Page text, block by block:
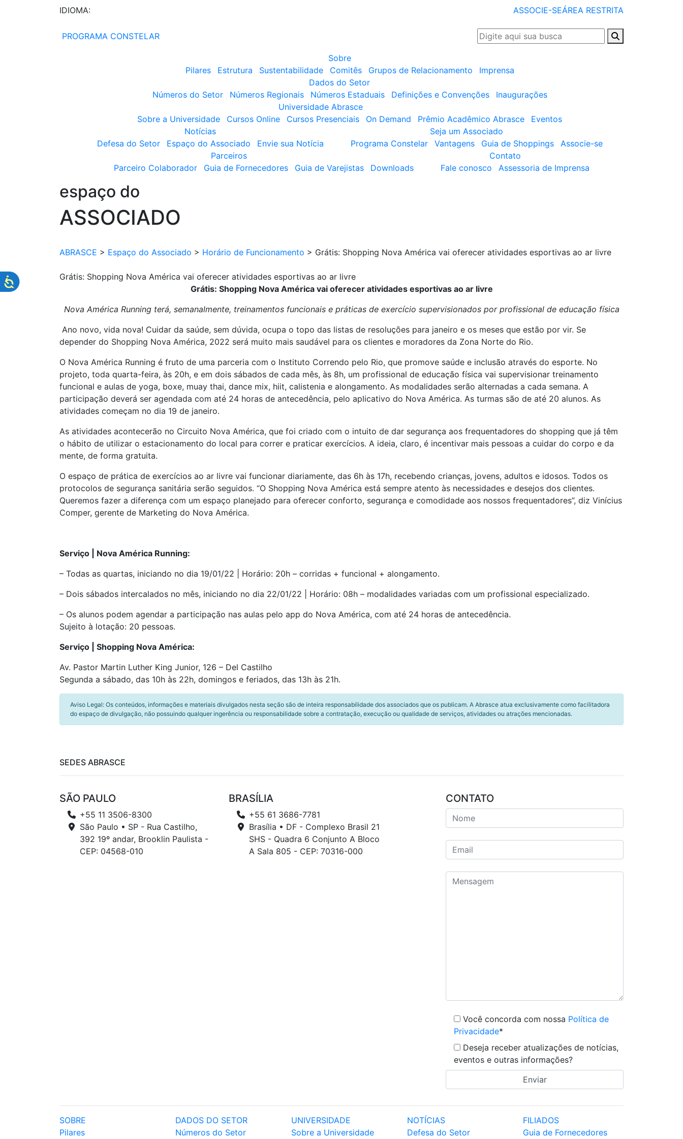
IDIOMA: ASSOCIE-SEÁREA RESTRITA
PROGRAMA CONSTELAR
Sobre
Pilares
Estrutura Sustentabilidade Comitês Grupos de Relacionamento
Imprensa
Dados do Setor
Números do Setor
Números Regionais Números Estaduais Definições e Convenções
Inaugurações
Universidade Abrasce
Sobre a Universidade
Cursos Online Cursos Presenciais On Demand Prêmio Acadêmico Abrasce
Eventos
Notícias
Defesa do Setor
Espaço do Associado Envie sua Notícia
Seja um Associado
Programa Constelar
Vantagens Guia de Shoppings
Associe-se
Parceiros
Parceiro Colaborador
Guia de Fornecedores Guia de Varejistas Downloads
Contato
Fale conosco
Assessoria de Imprensa
espaço do
ASSOCIADO
ABRASCE > Espaço do Associado > Horário de Funcionamento > Grátis: Shopping Nova América vai oferecer atividades esportivas ao ar livre
Grátis: Shopping Nova América vai oferecer atividades esportivas ao ar livre
Grátis: Shopping Nova América vai oferecer atividades esportivas ao ar livre
Nova América Running terá, semanalmente, treinamentos funcionais e práticas de exercício supervisionados por profissional de educação física
Ano novo, vida nova! Cuidar da saúde, sem dúvida, ocupa o topo das listas de resoluções para janeiro e os meses que estão por vir. Se
depender do Shopping Nova América, 2022 será muito mais saudável para os clientes e moradores da Zona Norte do Rio.
O Nova América Running é fruto de uma parceria com o Instituto Correndo pelo Rio, que promove saúde e inclusão através do esporte. No
projeto, toda quarta-feira, às 20h, e em dois sábados de cada mês, às 8h, um profissional de educação física vai supervisionar treinamento
funcional e aulas de yoga, boxe, muay thai, dance mix, hiit, calistenia e alongamento. As modalidades serão alternadas a cada semana. A
participação deverá ser agendada com até 24 horas de antecedência, pelo aplicativo do Nova América. As turmas são de até 20 alunos. As
atividades começam no dia 19 de janeiro.
As atividades acontecerão no Circuito Nova América, que foi criado com o intuito de dar segurança aos frequentadores do shopping que já têm
o hábito de utilizar o estacionamento do local para correr e praticar exercícios. A ideia, claro, é incentivar mais pessoas a cuidar do corpo e da
mente, de forma gratuita.
O espaço de prática de exercícios ao ar livre vai funcionar diariamente, das 6h às 17h, recebendo crianças, jovens, adultos e idosos. Todos os
protocolos de segurança sanitária serão seguidos. “O Shopping Nova América está sempre atento às necessidades e desejos dos clientes.
Queremos fazer a diferença com um espaço planejado para oferecer conforto, segurança e comodidade aos nossos frequentadores”, diz Vinícius
Comper, gerente de Marketing do Nova América.
Serviço | Nova América Running:
– Todas as quartas, iniciando no dia 19/01/22 | Horário: 20h – corridas + funcional + alongamento.
– Dois sábados intercalados no mês, iniciando no dia 22/01/22 | Horário: 08h – modalidades variadas com um profissional especializado.
– Os alunos podem agendar a participação nas aulas pelo app do Nova América, com até 24 horas de antecedência.
Sujeito à lotação: 20 pessoas.
Serviço | Shopping Nova América:
Av. Pastor Martin Luther King Junior, 126 – Del Castilho
Segunda a sábado, das 10h às 22h, domingos e feriados, das 13h às 21h.
Aviso Legal: Os conteúdos, informações e materiais divulgados nesta seção são de inteira responsabilidade dos associados que os publicam. A Abrasce atua exclusivamente como facilitadora
do espaço de divulgação, não possuindo qualquer ingerência ou responsabilidade sobre a contratação, execução ou qualidade de serviços, atividades ou atrações mencionadas.
SEDES ABRASCE
SÃO PAULO
+55 11 3506-8300
São Paulo • SP - Rua Castilho,
392 19º andar, Brooklin Paulista -
CEP: 04568-010
BRASÍLIA
+55 61 3686-7781
Brasília • DF - Complexo Brasil 21
SHS - Quadra 6 Conjunto A Bloco
A Sala 805 - CEP: 70316-000
CONTATO
Você concorda com nossa Política de
Privacidade*
Deseja receber atualizações de notícias,
eventos e outras informações?
SOBRE
Pilares
DADOS DO SETOR
Números do Setor
UNIVERSIDADE
Sobre a Universidade
NOTÍCIAS
Defesa do Setor
FILIADOS
Guia de Fornecedores